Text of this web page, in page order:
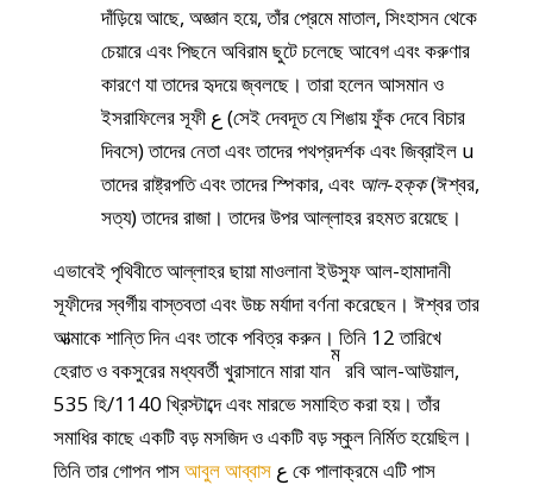
দাঁড়িয়ে আছে, অজ্ঞান হয়ে, তাঁর প্রেমে মাতাল, সিংহাসন থেকে
চেয়ারে এবং পিছনে অবিরাম ছুটে চলেছে আবেগ এবং করুণার
কারণে যা তাদের হৃদয়ে জ্বলছে। তারা হলেন আসমান ও
ইসরাফিলের সূফী
(সেই দেবদূত যে শিঙায় ফুঁক দেবেবিচার
দিবসে) তাদের নেতা এবং তাদের পথপ্রদর্শক এবং জিব্রাইল u
তাদের রাষ্ট্রপতি এবং তাদের স্পিকার, এবং আল-হক্ক(ঈশ্বর,
সত্য) তাদের রাজা। তাদের উপর আল্লাহর রহমত রয়েছে।
এভাবেই পৃথিবীতে আল্লাহর ছায়া মাওলানা ইউসুফ আল-হামাদানী
সূফীদের স্বর্গীয় বাস্তবতা এবং উচ্চ মর্যাদা বর্ণনা করেছেন। ঈশ্বর তার
আত্মাকে শান্তি দিন এবং তাকে পবিত্র করুন। তিনি 12 তারিখে
হেরাত ও বকসুরের মধ্যবর্তী খুরাসানে মারা যান
ম
রবি আল-আউয়াল,
535 হি/1140 খ্রিস্টাব্দে এবং মারভে সমাহিত করা হয়। তাঁর
সমাধির কাছে একটি বড় মসজিদ ও একটি বড় স্কুল নির্মিত হয়েছিল।
তিনি তার গোপন পাসআবুল আব্বাসع কে পালাক্রমে এটি পাস